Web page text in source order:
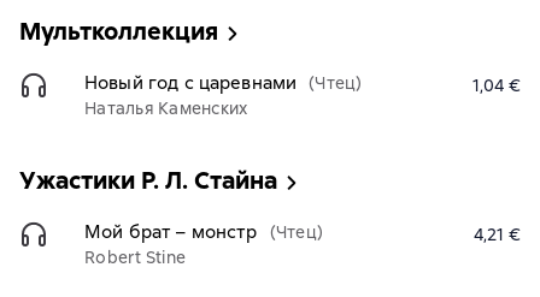
Мультколлекция
Новый год с царевнами
(Чтец)
Наталья Каменских
1,04 €
Ужастики Р. Л. Стайна
Мой брат – монстр
(Чтец)
Robert Stine
4,21 €